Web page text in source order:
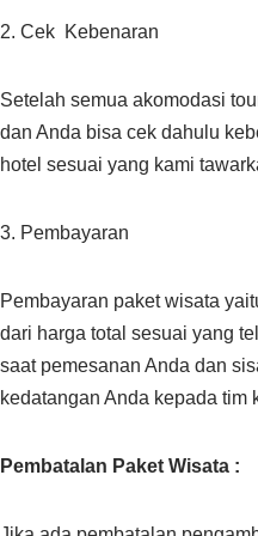
2. Cek Kebenaran
Setelah semua akomodasi
dan Anda bisa cek dahulu
hotel sesuai yang kami
3. Pembayaran
Pembayaran paket wisata
dari harga total sesuai yang
saat pemesanan Anda dan
kedatangan Anda kepada tim
Pembatalan Paket Wisata :